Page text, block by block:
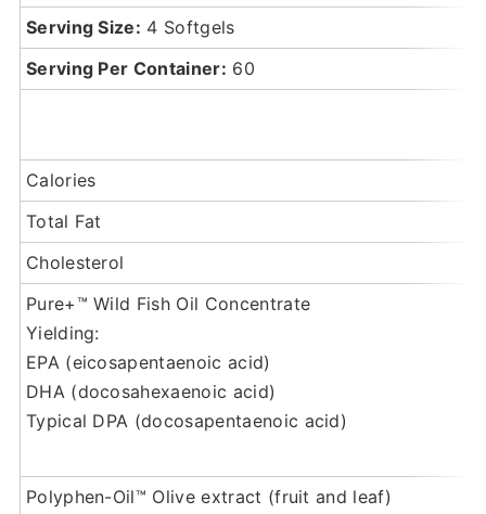
Serving Size: 4 Softgels
Serving Per Container: 60
Calories
Total Fat
Cholesterol
Pure+™ Wild Fish Oil Concentrate
Yielding:
EPA (eicosapentaenoic acid)
DHA (docosahexaenoic acid)
Typical DPA (docosapentaenoic acid)
Polyphen-Oil™ Olive extract (fruit and leaf)